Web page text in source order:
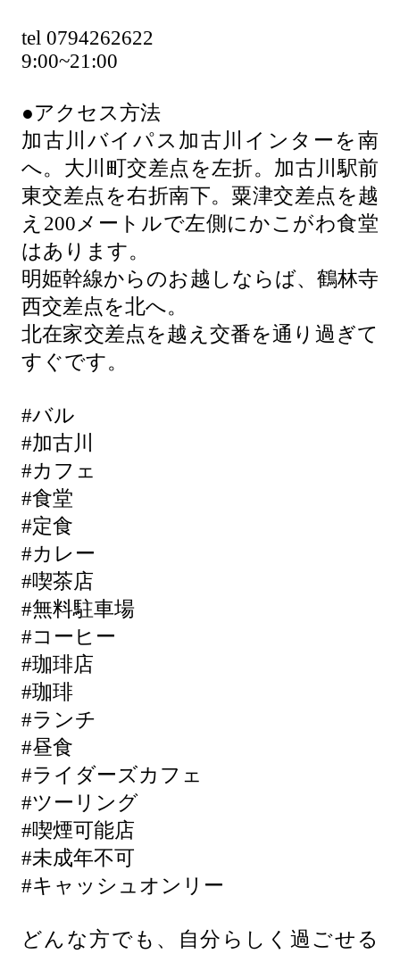
tel 0794262622
9:00~21:00
●アクセス方法
加古川バイパス加古川インターを南
へ。大川町交差点を左折。加古川駅前
東交差点を右折南下。粟津交差点を越
え200メートルで左側にかこがわ食堂
はあります。
明姫幹線からのお越しならば、鶴林寺
西交差点を北へ。
北在家交差点を越え交番を通り過ぎて
すぐです。
#バル
#加古川
#カフェ
#食堂
#定食
#カレー
#喫茶店
#無料駐車場
#コーヒー
#珈琲店
#珈琲
#ランチ
#昼食
#ライダーズカフェ
#ツーリング
#喫煙可能店
#未成年不可
#キャッシュオンリー
どんな方でも、自分らしく過ごせる